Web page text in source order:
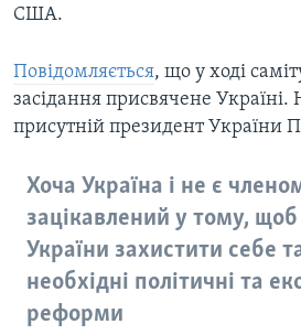
США.
Повідомляється, що у ході
засідання присвячене Україні.
присутній президент України
Хоча Україна і не є
зацікавлений у тому,
України захистити себе
необхідні політичні та
реформи